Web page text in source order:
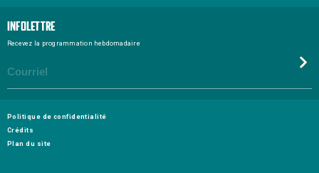
Infolettre
Recevez la programmation hebdomadaire
Politique de confidentialité
Crédits
Plan du site